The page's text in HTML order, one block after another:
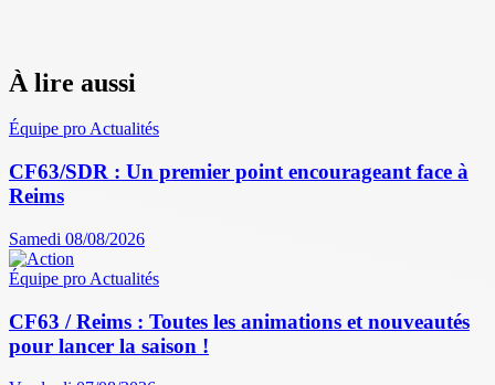
À lire aussi
Équipe proActualités
CF63/SDR : Un premier point encourageant face à
Reims
Samedi 08/08/2026
Équipe pro Actualités
CF63 / Reims : Toutes les animations et nouveautés
pour lancer la saison !